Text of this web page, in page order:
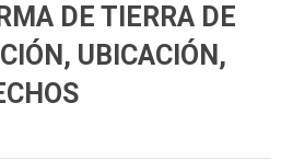
DE TIERRA DE
UBICACIÓN,